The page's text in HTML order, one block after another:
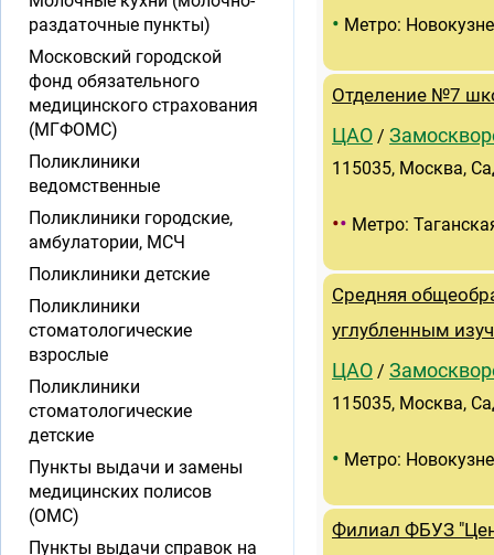
• Метро:
Отделение №7
ЦАО /
115035, Москва,
•• Метро:
Средняя
углубленным
ЦАО /
115035, Москва,
• Метро:
Филиал ФБУЗ
раздаточные пункты)
Московский городской
фонд обязательного
медицинского страхования
(МГФОМС)
Поликлиники
ведомственные
Поликлиники городские,
амбулатории, МСЧ
Поликлиники детские
Поликлиники
стоматологические
взрослые
Поликлиники
стоматологические
детские
Пункты выдачи и замены
медицинских полисов
(ОМС)
Пункты выдачи справок на